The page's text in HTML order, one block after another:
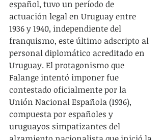
español, tuvo un período de
actuación legal en Uruguay entre
1936 y 1940, independiente del
franquismo, este último adscripto al
personal diplomático acreditado en
Uruguay. El protagonismo que
Falange intentó imponer fue
contestado oficialmente por la
Unión Nacional Española (1936),
compuesta por españoles y
uruguayos simpatizantes del